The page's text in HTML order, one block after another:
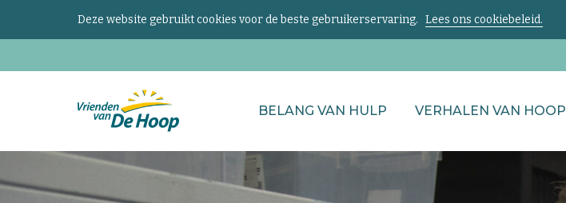
Deze website gebruikt cookies voor de beste gebruikerservaring. Lees ons cookiebeleid.
terug
naar
BELANG VAN HULP VERHALEN VAN HOOP
naar...